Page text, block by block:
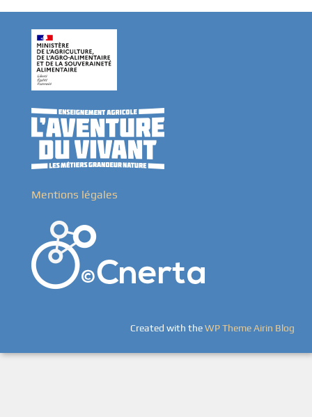
Mentions légales
Created with theWP Theme Airin Blog